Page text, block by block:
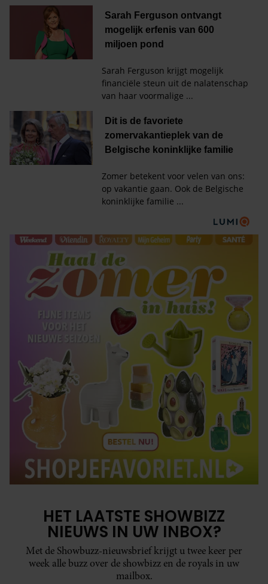
HET LAATSTE SHOWBIZZ
NIEUWS IN UW INBOX?
Met de Showbuzz-nieuwsbrief krijgt u twee keer per
week alle buzz over de showbizz en de royals in uw
mailbox.